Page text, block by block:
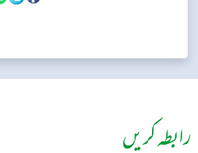
رابطہ کریں